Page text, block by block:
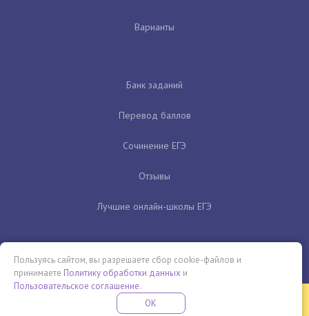
Варианты
Банк заданий
Перевод баллов
Сочинение ЕГЭ
Отзывы
Лучшие онлайн-школы ЕГЭ
Бесплатная летняя школа
ПРОВЕДИ ЭТО ЛЕТО С ПОЛЬЗОЙ
Пользуясь сайтом, вы разрешаете сбор cookie-файлов и
принимаете Политику обработки данных и
Пользовательское соглашение.
OK